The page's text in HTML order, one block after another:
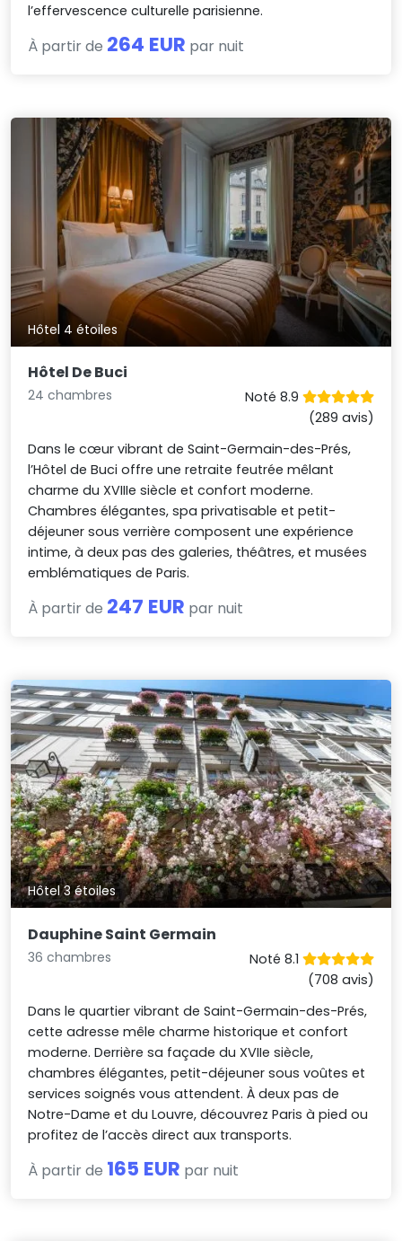
l’effervescence culturelle parisienne.
À partir de 264 EUR par nuit
Hôtel 4 étoiles
Hôtel De Buci
24 chambres
Noté 8.9
(289 avis)
Dans le cœur vibrant de Saint-Germain-des-Prés,
l’Hôtel de Buci offre une retraite feutrée mêlant
charme du XVIIIe siècle et confort moderne.
Chambres élégantes, spa privatisable et petit-
déjeuner sous verrière composent une expérience
intime, à deux pas des galeries, théâtres, et musées
emblématiques de Paris.
À partir de 247 EUR par nuit
Hôtel 3 étoiles
Dauphine Saint Germain
36 chambres
Noté 8.1
(708 avis)
Dans le quartier vibrant de Saint-Germain-des-Prés,
cette adresse mêle charme historique et confort
moderne. Derrière sa façade du XVIIe siècle,
chambres élégantes, petit-déjeuner sous voûtes et
services soignés vous attendent. À deux pas de
Notre-Dame et du Louvre, découvrez Paris à pied ou
profitez de l’accès direct aux transports.
À partir de 165 EUR par nuit